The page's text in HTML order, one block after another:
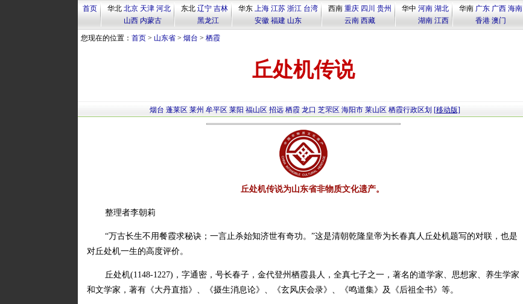
首页 华北 北京 天津 河北
山西 内蒙古
东北 辽宁 吉林
黑龙江
华东 上海 江苏 浙江 台湾
安徽 福建 山东
西南 重庆 四川 贵州
云南 西藏
华中 河南 湖北
湖南 江西
华南 广东 广西 海南
香港 澳门
您现在的位置： 首页> 山东省> 烟台 > 栖霞
丘处机传说
烟台 蓬莱区 莱州 牟平区 莱阳 福山区 招远 栖霞 龙口 芝罘区 海阳市 莱山区 栖霞行政区划 [移动版]
丘处机传说为山东省非物质文化遗产。
整理者李朝莉
“万古长生不用餐霞求秘诀；一言止杀始知济世有奇功。”这是清朝乾隆皇帝为长春真人丘处机题写的对联，也是
对丘处机一生的高度评价。
丘处机(1148-1227)，字通密，号长春子，金代登州栖霞县人，全真七子之一，著名的道学家、思想家、养生学家
和文学家，著有《大丹直指》、《摄生消息论》、《玄风庆会录》、《鸣道集》及《后祖全书》等。